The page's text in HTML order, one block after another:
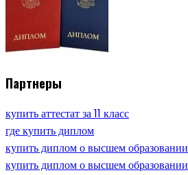
Партнеры
купить аттестат за 11 класс
где купить диплом
купить диплом о высшем образовании
купить диплом о высшем образовании